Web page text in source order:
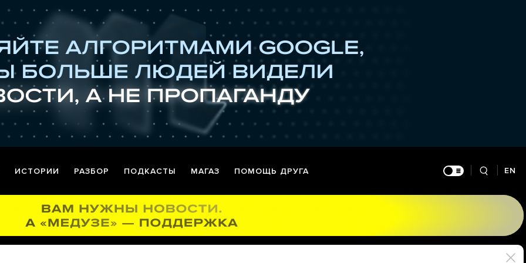
ИСТОРИИ РАЗБОР ПОДКАСТЫ МАГАЗ ПОМОЩЬ ДРУГА EN